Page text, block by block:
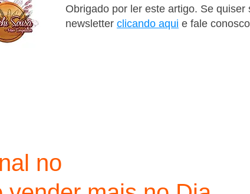
Obrigado por ler este artigo. Se
newsletter clicando aqui e fale
no